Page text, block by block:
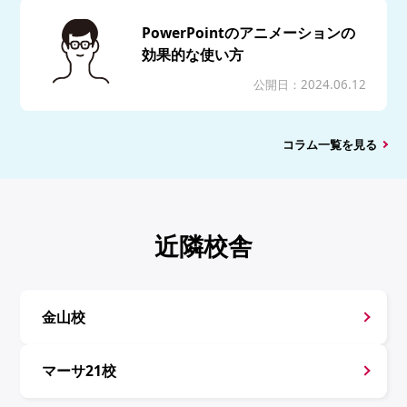
PowerPointのアニメーションの
効果的な使い方
公開日：2024.06.12
コラム一覧を見る
近隣校舎
金山校
マーサ21校